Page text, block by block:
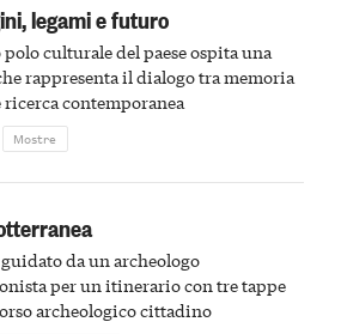
legami e futuro
culturale del paese ospita una
rappresenta il dialogo tra memoria
ricerca contemporanea
Mostre
da un archeologo
per un itinerario con tre tappe
archeologico cittadino